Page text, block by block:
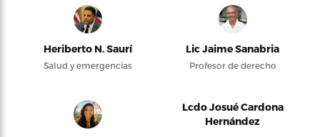
Heriberto N. Saurí
Salud y emergencias
Lic Jaime Sanabria
Profesor de derecho
Lcdo Josué Cardona
Hernández